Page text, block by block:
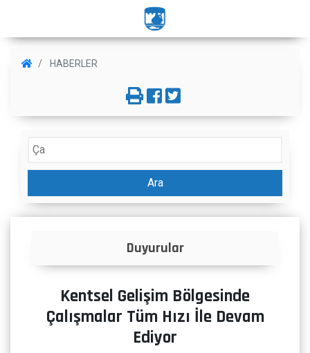
HABERLER
Ara
Kentsel Gelişim Bölgesinde
Çalışmalar Tüm Hızı İle Devam
Ediyor